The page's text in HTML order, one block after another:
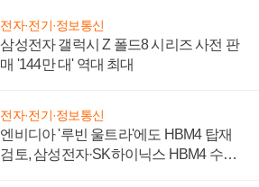
전자·전기·정보통신
삼성전자 갤럭시 Z 폴드8 시리즈 사전 판
매 '144만 대' 역대 최대
전자·전기·정보통신
엔비디아 '루빈 울트라'에도 HBM4 탑재
검토, 삼성전자·SK하이닉스 HBM4 수율